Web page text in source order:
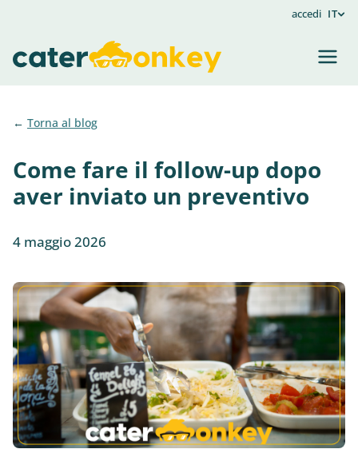
accedi IT
Torna al blog
Come fare il follow-up dopo
aver inviato un preventivo
4 maggio 2026